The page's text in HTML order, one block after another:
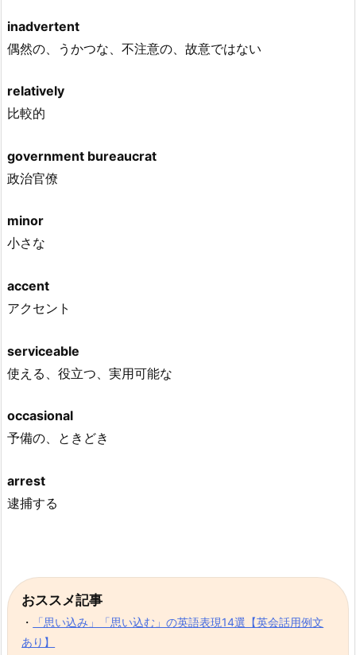
inadvertent
偶然の、うかつな、不注意の、故意ではない
relatively
比較的
government bureaucrat
政治官僚
minor
小さな
accent
アクセント
serviceable
使える、役立つ、実用可能な
occasional
予備の、ときどき
arrest
逮捕する
おススメ記事
・
「思い込み」「思い込む」の英語表現14選【英会話用例文
あり】